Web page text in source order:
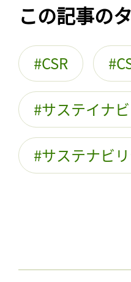
この記事の
CSR
サステイナ
サステナビ